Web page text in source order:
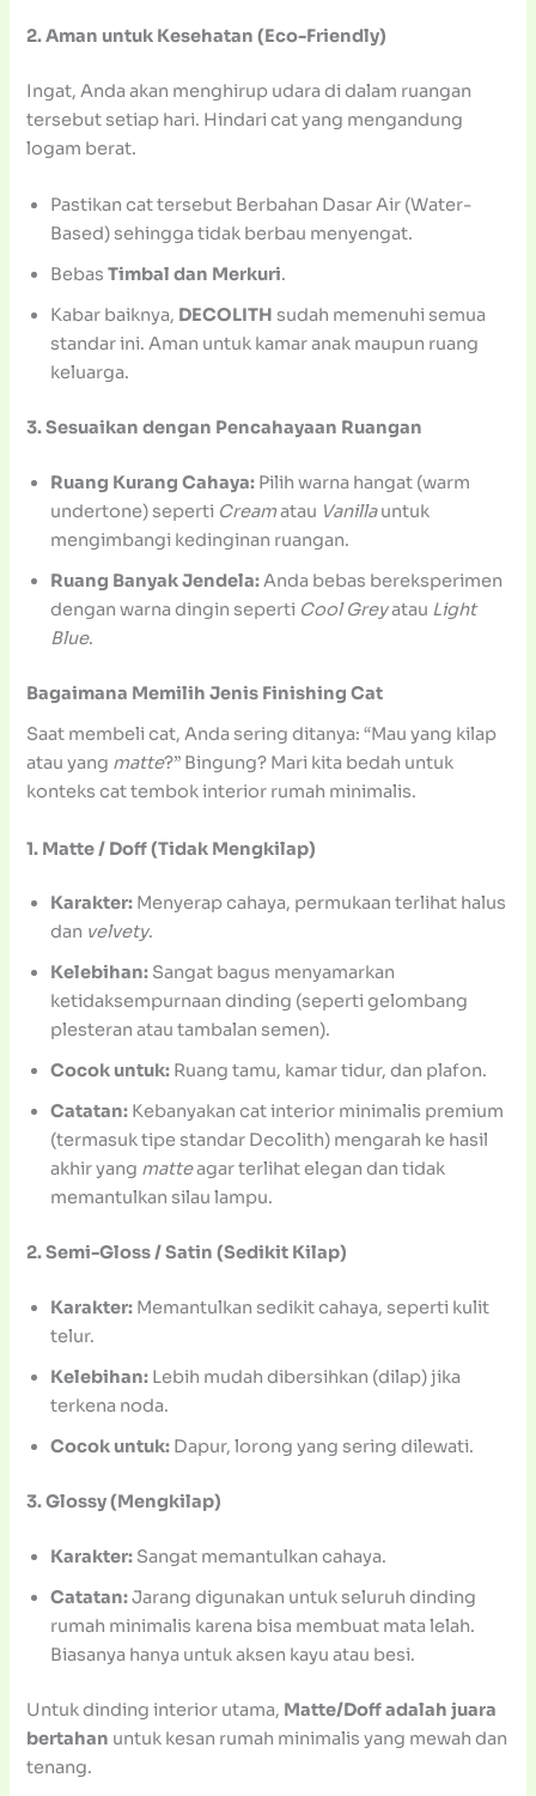
2. Aman untuk Kesehatan (Eco-Friendly)
Ingat, Anda akan menghirup udara di dalam ruangan
tersebut setiap hari. Hindari cat yang mengandung
logam berat.
Pastikan cat tersebut Berbahan Dasar Air (Water-
Based) sehingga tidak berbau menyengat.
BebasTimbal dan Merkuri.
Kabar baiknya, DECOLITH sudah memenuhi semua
standar ini. Aman untuk kamar anak maupun ruang
keluarga.
3. Sesuaikan dengan Pencahayaan Ruangan
Ruang Kurang Cahaya: Pilih warna hangat (warm
undertone) seperti Creamatau Vanillauntuk
mengimbangi kedinginan ruangan.
Ruang Banyak Jendela:Anda bebas bereksperimen
dengan warna dingin seperti Cool Greyatau Light
Blue.
Bagaimana Memilih Jenis Finishing Cat
Saat membeli cat, Anda sering ditanya: “Mau yang kilap
atau yang matte?” Bingung? Mari kita bedah untuk
konteks cat tembok interior rumah minimalis.
1. Matte / Doff (Tidak Mengkilap)
Karakter: Menyerap cahaya, permukaan terlihat halus
dan velvety.
Kelebihan: Sangat bagus menyamarkan
ketidaksempurnaan dinding (seperti gelombang
plesteran atau tambalan semen).
Cocok untuk: Ruang tamu, kamar tidur, dan plafon.
Catatan: Kebanyakan cat interior minimalis premium
(termasuk tipe standar Decolith) mengarah ke hasil
akhir yang matteagar terlihat elegan dan tidak
memantulkan silau lampu.
2. Semi-Gloss / Satin (Sedikit Kilap)
Karakter: Memantulkan sedikit cahaya, seperti kulit
telur.
Kelebihan: Lebih mudah dibersihkan (dilap) jika
terkena noda.
Cocok untuk: Dapur, lorong yang sering dilewati.
3. Glossy (Mengkilap)
Karakter: Sangat memantulkan cahaya.
Catatan:Jarang digunakan untuk seluruh dinding
rumah minimalis karena bisa membuat mata lelah.
Biasanya hanya untuk aksen kayu atau besi.
Untuk dinding interior utama, Matte/Doff adalah juara
bertahan untuk kesan rumah minimalis yang mewah dan
tenang.